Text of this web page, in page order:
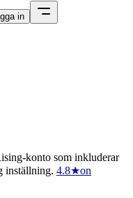
in
konto som inkluderar
inställning. 4.8★on